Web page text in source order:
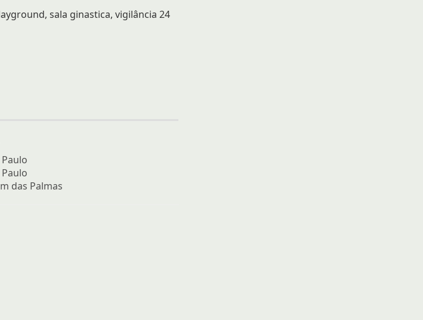
sala ginastica, vigilância 24
das Palmas